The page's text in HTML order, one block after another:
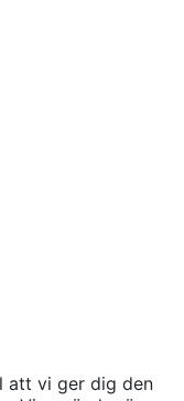
att vi ger dig den